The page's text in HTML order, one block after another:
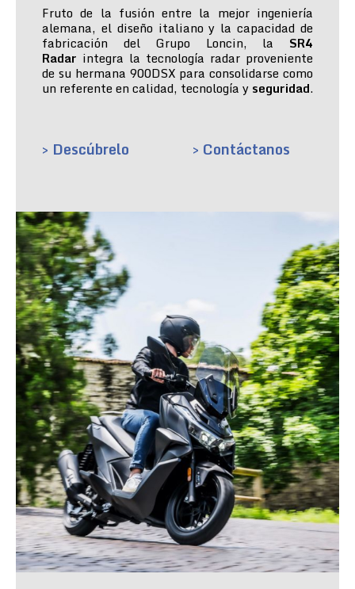
Fruto de la fusión entre la mejor ingeniería
alemana, el diseño italiano y la capacidad de
fabricación del Grupo Loncin, la SR4
Radar integra la tecnología radar proveniente
de su hermana 900DSX para consolidarse como
un referente en calidad, tecnología y seguridad.
> Descúbrelo > Contáctanos